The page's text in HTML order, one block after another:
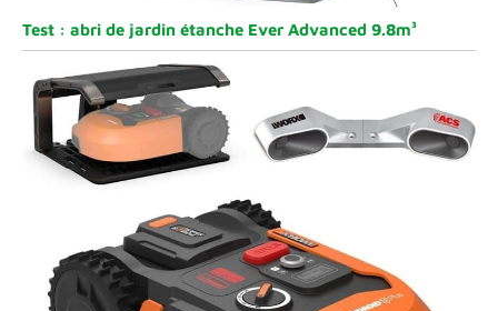
Test : abri de jardin étanche Ever Advanced 9.8m³